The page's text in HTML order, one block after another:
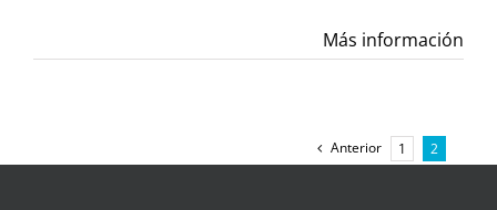
Más información
Anterior 1 2